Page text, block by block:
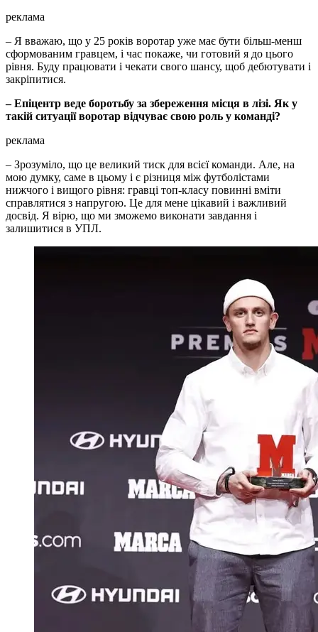
реклама
– Я вважаю, що у 25 років воротар уже має бути більш-менш
сформованим гравцем, і час покаже, чи готовий я до цього
рівня. Буду працювати і чекати свого шансу, щоб дебютувати і
закріпитися.
– Епіцентр веде боротьбу за збереження місця в лізі. Як у
такій ситуації воротар відчуває свою роль у команді?
реклама
– Зрозуміло, що це великий тиск для всієї команди. Але, на
мою думку, саме в цьому і є різниця між футболістами
нижчого і вищого рівня: гравці топ-класу повинні вміти
справлятися з напругою. Це для мене цікавий і важливий
досвід. Я вірю, що ми зможемо виконати завдання і
залишитися в УПЛ.